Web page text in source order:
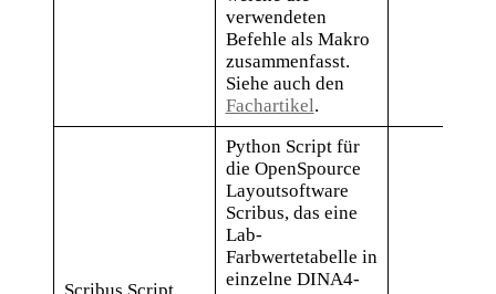
verwendeten
Befehle als Makro
zusammenfasst.
Siehe auch den
Fachartikel.
Scribus Script
Python Script für
die OpenSpource
Layoutsoftware
Scribus, das eine
Lab-
Farbwertetabelle in
einzelne DINA4-